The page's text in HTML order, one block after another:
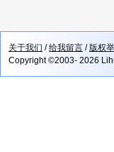
关于我们 /给我留言 /版权
Copyright ©2003- 2026